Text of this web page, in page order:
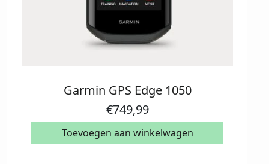
Garmin GPS Edge 1050
€749,99
Toevoegen aan winkelwagen